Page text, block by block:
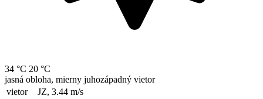
34 °C 20 °C
jasná obloha, mierny juhozápadný vietor
vietor
JZ, 3.44 m/s